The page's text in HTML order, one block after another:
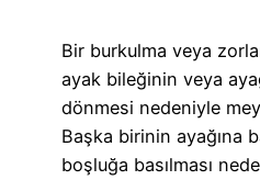
Bir burkulma veya
ayak bileğinin veya
dönmesi nedeniyle
Başka birinin ayağına
boşluğa basılması